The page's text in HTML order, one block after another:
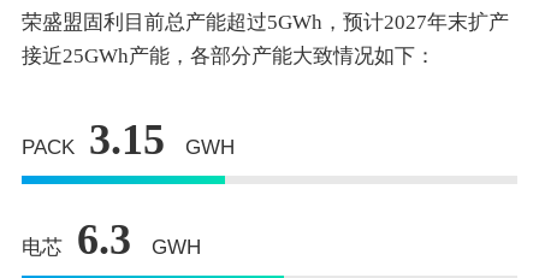
荣盛盟固利目前总产能超过5GWh，预计2027年末扩产
接近25GWh产能，各部分产能大致情况如下：
PACK 3.15 GWH
电芯 6.3 GWH